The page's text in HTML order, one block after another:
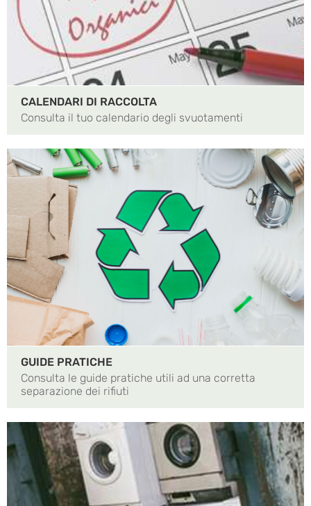
CALENDARI DI RACCOLTA
Consulta il tuo calendario degli svuotamenti
GUIDE PRATICHE
Consulta le guide pratiche utili ad una corretta
separazione dei rifiuti